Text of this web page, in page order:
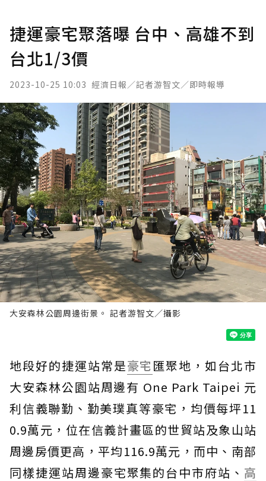
捷運豪宅聚落曝 台中、高雄不到
台北1/3價
2023-10-25 10:03 經濟日報／記者游智文／即時報導
大安森林公園周邊街景。 記者游智文／攝影
地段好的捷運站常是豪宅匯聚地，如台北市
大安森林公園站周邊有 One Park Taipei 元
利信義聯勤、勤美璞真等豪宅，均價每坪11
0.9萬元，位在信義計畫區的世貿站及象山站
周邊房價更高，平均116.9萬元，而中、南部
同樣捷運站周邊豪宅聚集的台中市府站、 高